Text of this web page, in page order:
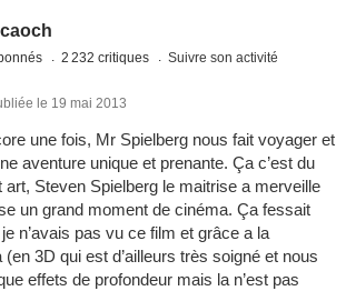
2 232 critiques Suivre son activité
le 19 mai 2013
une fois, Mr Spielberg nous fait voyager et
aventure unique et prenante. Ça c’est du
Steven Spielberg le maitrise a merveille
un grand moment de cinéma. Ça fessait
n’avais pas vu ce film et grâce a la
3D qui est d’ailleurs très soigné et nous
effets de profondeur mais la n’est pas